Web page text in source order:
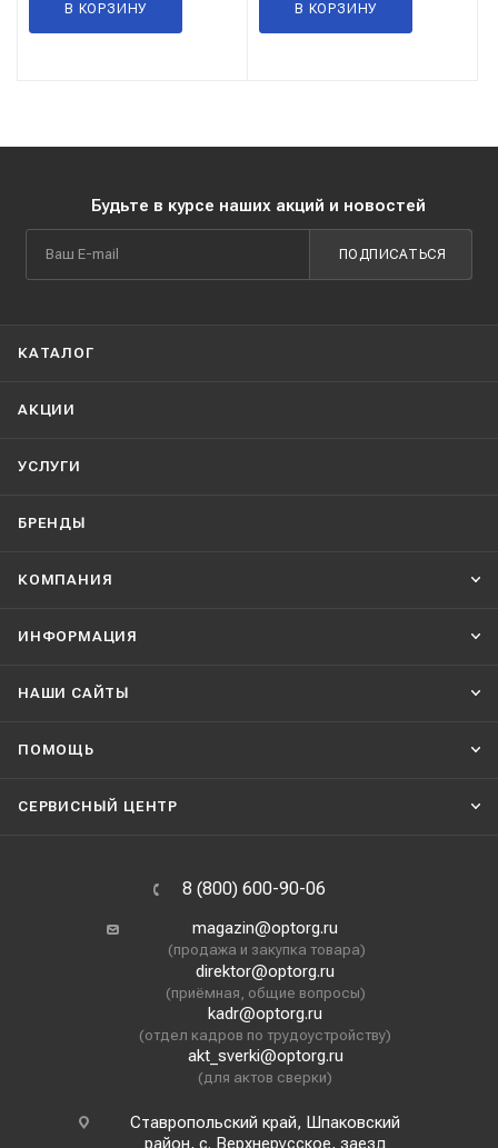
В КОРЗИНУ В КОРЗИНУ
Будьте в курсе наших акций и новостей
ПОДПИСАТЬСЯ
КАТАЛОГ
АКЦИИ
УСЛУГИ
БРЕНДЫ
КОМПАНИЯ
ИНФОРМАЦИЯ
НАШИ CАЙТЫ
ПОМОЩЬ
СЕРВИСНЫЙ ЦЕНТР
8 (800) 600-90-06
magazin@optorg.ru
(продажа и закупка товара)
direktor@optorg.ru
(приёмная, общие вопросы)
kadr@optorg.ru
(отдел кадров по трудоустройству)
akt_sverki@optorg.ru
(для актов сверки)
Ставропольский край, Шпаковский
район, с. Верхнерусское, заезд